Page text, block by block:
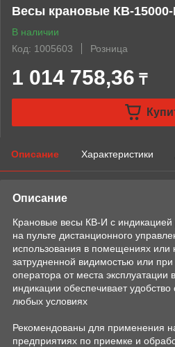
Весы крановые КВ-
В наличии
Код: 1005603
Розница
1 014 758,36 ₸
Описание Характеристики
Описание
Крановые весы КВ-И с индикацией
на пульте дистанционного
использования в помещениях или
затрудненной видимостью или
оператора от места эксплуатации
индикации обеспечивает
любых условиях
Рекомендованы для применения
предприятиях по приемке и